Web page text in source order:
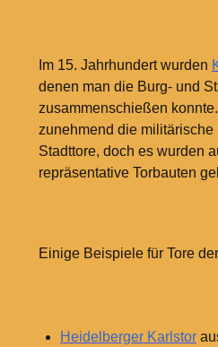
Im 15. Jahrhundert wurden
denen man die Burg- und
zusammenschießen
zunehmend die militärische
Stadttore, doch es wurden
repräsentative Torbauten
Einige Beispiele für Tore der
Heidelberger Karlstor